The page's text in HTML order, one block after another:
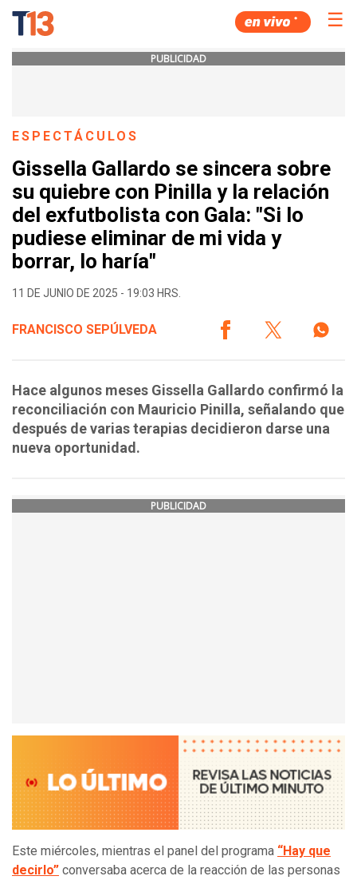
☰
PUBLICIDAD
ESPECTÁCULOS
Gissella Gallardo se sincera sobre
su quiebre con Pinilla y la relación
del exfutbolista con Gala: "Si lo
pudiese eliminar de mi vida y
borrar, lo haría"
11 DE JUNIO DE 2025 - 19:03 HRS.
FRANCISCO SEPÚLVEDA
Hace algunos meses Gissella Gallardo confirmó la
reconciliación con Mauricio Pinilla, señalando que
después de varias terapias decidieron darse una
nueva oportunidad.
PUBLICIDAD
Este miércoles, mientras el panel del programa “Hay que
decirlo” conversaba acerca de la reacción de las personas